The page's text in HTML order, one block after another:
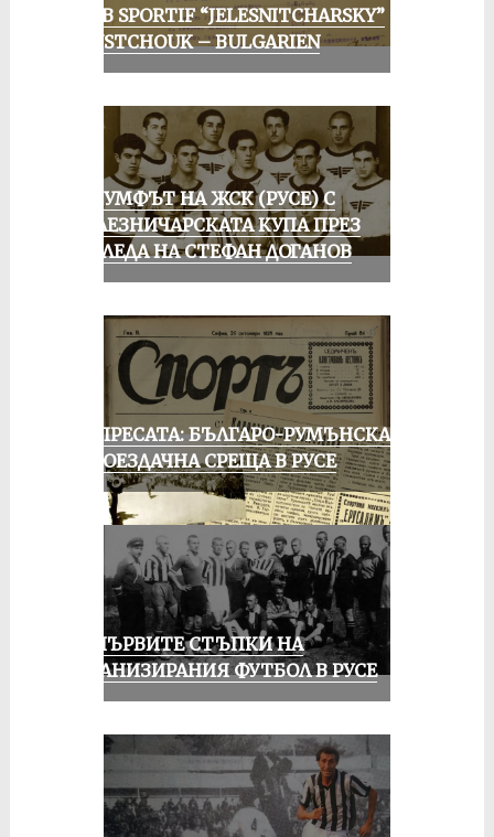
CLUB SPORTIF “JELESNITCHARSKY”
ROUSTCHOUK – BULGARIEN
ТРИУМФЪТ НА ЖСК (РУСЕ) С
ЖЕЛЕЗНИЧАРСКАТА КУПА ПРЕЗ
ПОГЛЕДА НА СТЕФАН ДОГАНОВ
ОТ ПРЕСАТА: БЪЛГАРО-РУМЪНСКА
КОЛОЕЗДАЧНА СРЕЩА В РУСЕ
ЗА ПЪРВИТЕ СТЪПКИ НА
ОРГАНИЗИРАНИЯ ФУТБОЛ В РУСЕ